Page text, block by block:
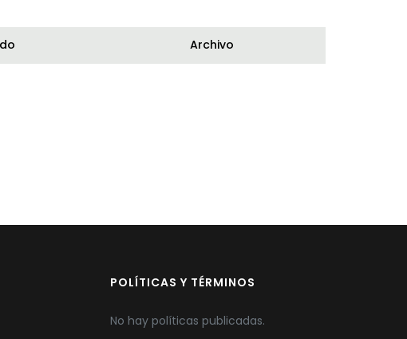
Archivo
POLÍTICAS Y TÉRMINOS
No hay políticas publicadas.